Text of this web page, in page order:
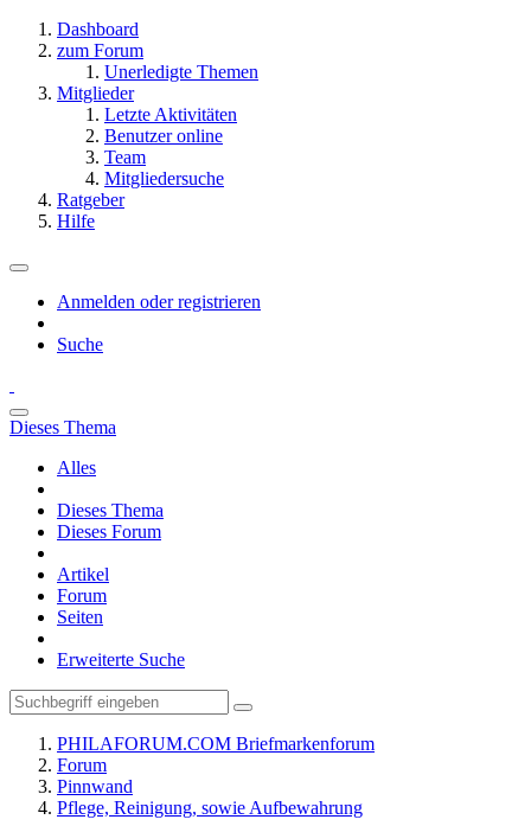
Dashboard
zum Forum
Unerledigte Themen
Mitglieder
Letzte Aktivitäten
Benutzer online
Team
Mitgliedersuche
Ratgeber
Hilfe
Anmelden oder registrieren
Suche
Dieses Thema
Alles
Dieses Thema
Dieses Forum
Artikel
Forum
Seiten
Erweiterte Suche
PHILAFORUM.COM Briefmarkenforum
Forum
Pinnwand
Pflege, Reinigung, sowie Aufbewahrung